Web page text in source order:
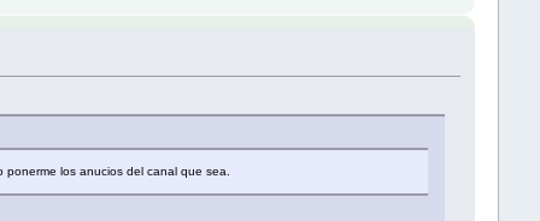
los anucios del canal que sea.